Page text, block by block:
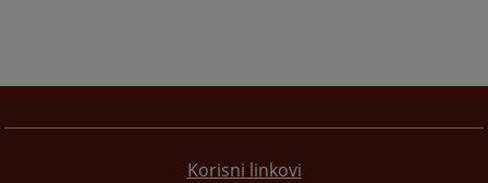
Korisni linkovi